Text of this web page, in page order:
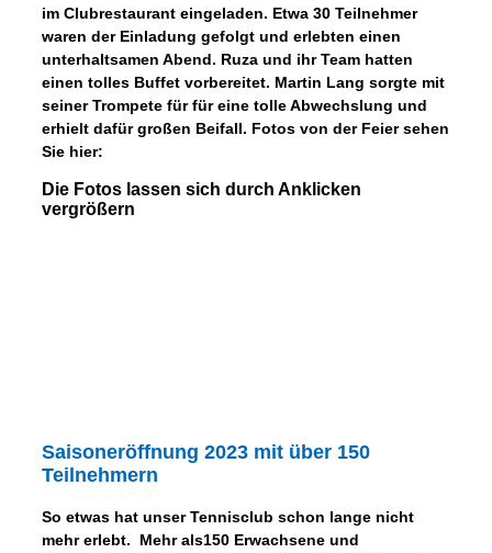
im Clubrestaurant eingeladen. Etwa 30 Teilnehmer
waren der Einladung gefolgt und erlebten einen
unterhaltsamen Abend. Ruza und ihr Team hatten
einen tolles Buffet vorbereitet. Martin Lang sorgte mit
seiner Trompete für für eine tolle Abwechslung und
erhielt dafür großen Beifall. Fotos von der Feier sehen
Sie hier:
Die Fotos lassen sich durch Anklicken
vergrößern
Saisoneröffnung 2023 mit über 150
Teilnehmern
So etwas hat unser Tennisclub schon lange nicht
mehr erlebt. Mehr als150 Erwachsene und